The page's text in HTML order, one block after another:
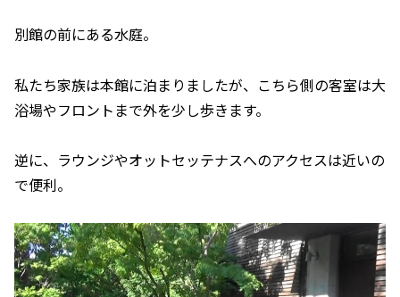
別館の前にある水庭。
私たち家族は本館に泊まりましたが、こちら側の客室は大
浴場やフロントまで外を少し歩きます。
逆に、ラウンジやオットセッテナスへのアクセスは近いの
で便利。